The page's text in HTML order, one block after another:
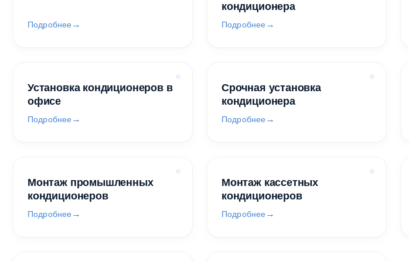
Подробнее
кондиционера
Подробнее
Установка кондиционеров в
офисе
Подробнее
Срочная установка
кондиционера
Подробнее
Монтаж промышленных
кондиционеров
Подробнее
Монтаж кассетных
кондиционеров
Подробнее